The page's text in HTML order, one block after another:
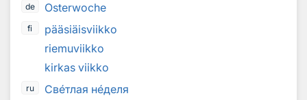
de Osterwoche
fi
pääsiäisviikko
riemuviikko
kirkas viikko
ru Светлая неделя